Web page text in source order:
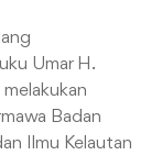
UmarH.
Badan
Ilmu Kelautan